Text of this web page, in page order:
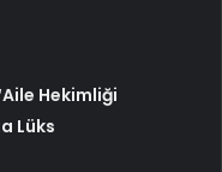
Hekimliği
Lüks